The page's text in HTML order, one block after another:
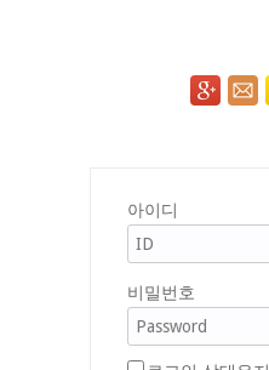
아이디
비밀번호